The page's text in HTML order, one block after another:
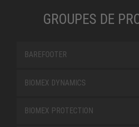
GROUPES DE
BAREFOOTER
BIOMEX DYNAMICS
BIOMEX PROTECTION